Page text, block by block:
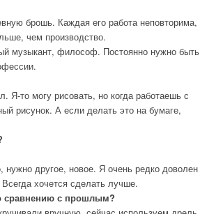
брошь. Каждая его работа неповторима,
чем производство.
музыкант, философ. Постоянно нужно быть
Я‑то могу рисовать, но когда работаешь с
рисунок. А если делать это на бумаге,
нужно другое, новое. Я очень редко доволен
хочется сделать лучше.
сравнению с прошлым?